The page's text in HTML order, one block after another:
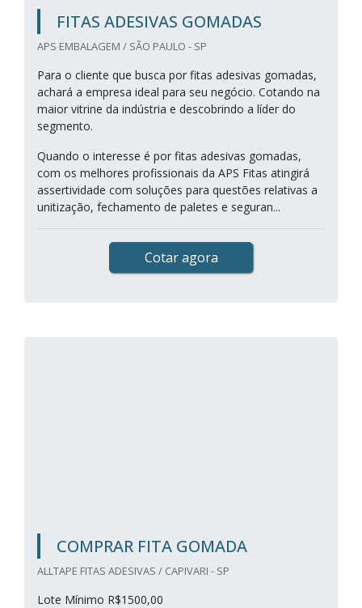
FITAS ADESIVAS GOMADAS
APS EMBALAGEM / SÃO PAULO - SP
Para o cliente que busca por fitas adesivas gomadas,
achará a empresa ideal para seu negócio. Cotando na
maior vitrine da indústria e descobrindo a líder do
segmento.
Quando o interesse é por fitas adesivas gomadas,
com os melhores profissionais da APS Fitas atingirá
assertividade com soluções para questões relativas a
unitização, fechamento de paletes e seguran...
Cotar agora
COMPRAR FITA GOMADA
ALLTAPE FITAS ADESIVAS / CAPIVARI - SP
Lote Mínimo R$1500,00